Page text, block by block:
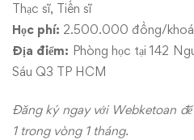
Thạc sĩ, Tiến sĩ
Học phí: 2.500.000 đồng/khoá
Địa điểm: Phòng học tại 142
Sáu Q3 TP HCM
Đăng ký ngay với Webketoan
1 trong vòng 1 tháng.